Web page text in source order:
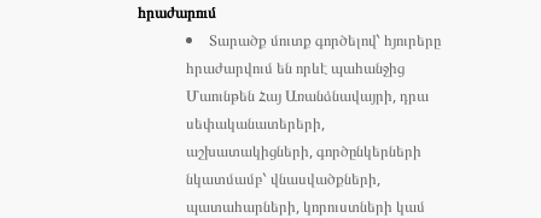
հրաժարում
Տարածք մուտք գործելով՝ հյուրերը
հրաժարվում են որևէ պահանջից
Մաունթեն Հայ Առանձնավայրի, դրա
սեփականատերերի,
աշխատակիցների, գործընկերների
նկատմամբ՝ վնասվածքների,
պատահարների, կորուստների կամ